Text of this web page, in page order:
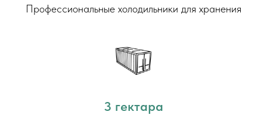
Профессиональные холодильники для хранения
3 гектара